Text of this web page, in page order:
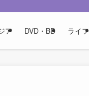
ア DVD・BD ライフ